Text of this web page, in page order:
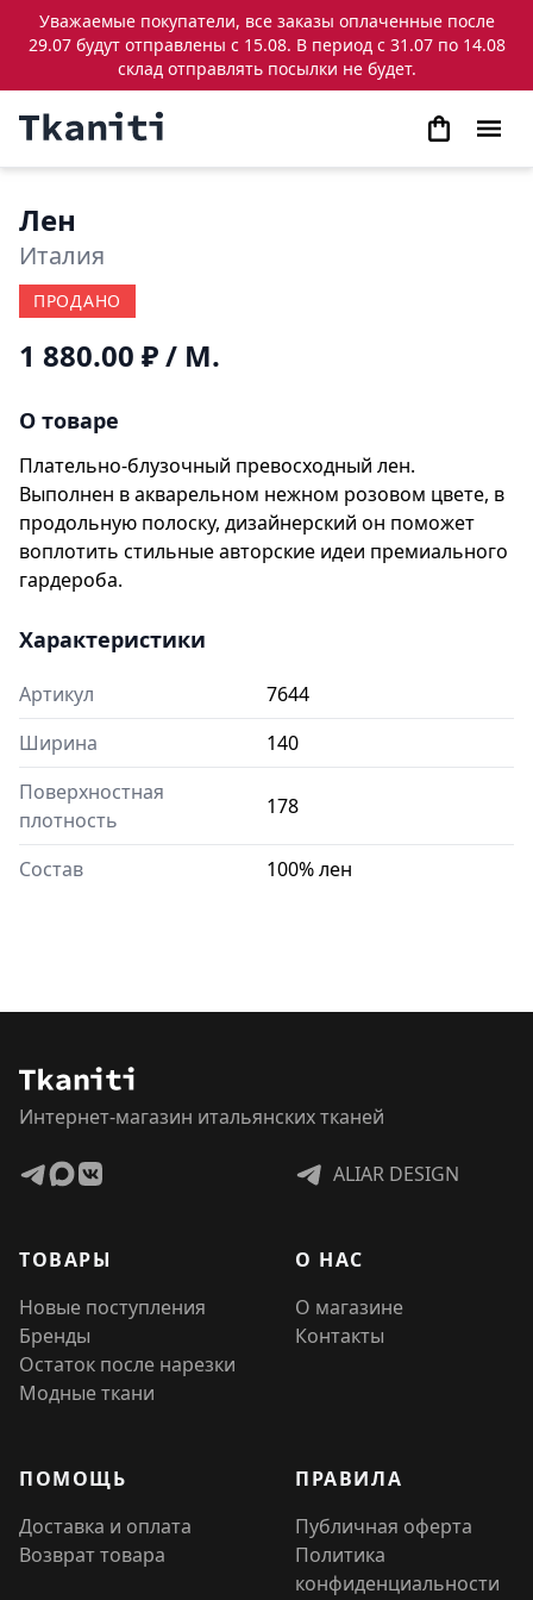
Уважаемые покупатели, все заказы оплаченные после
29.07 будут отправлены с 15.08. В период с 31.07 по 14.08
склад отправлять посылки не будет.
Лен
Италия
ПРОДАНО
1 880.00 ₽/ М.
О товаре
Плательно-блузочный превосходный лен.
Выполнен в акварельном нежном розовом цвете, в
продольную полоску, дизайнерский он поможет
воплотить стильные авторские идеи премиального
гардероба.
Характеристики
Артикул
7644
Ширина
140
Поверхностная
плотность
178
Состав 100% лен
Интернет-магазин итальянских тканей
ALIAR DESIGN
ТОВАРЫ
Новые поступления
Бренды
Остаток после нарезки
Модные ткани
О НАС
О магазине
Контакты
ПОМОЩЬ
Доставка и оплата
Возврат товара
ПРАВИЛА
Публичная оферта
Политика
конфиденциальности